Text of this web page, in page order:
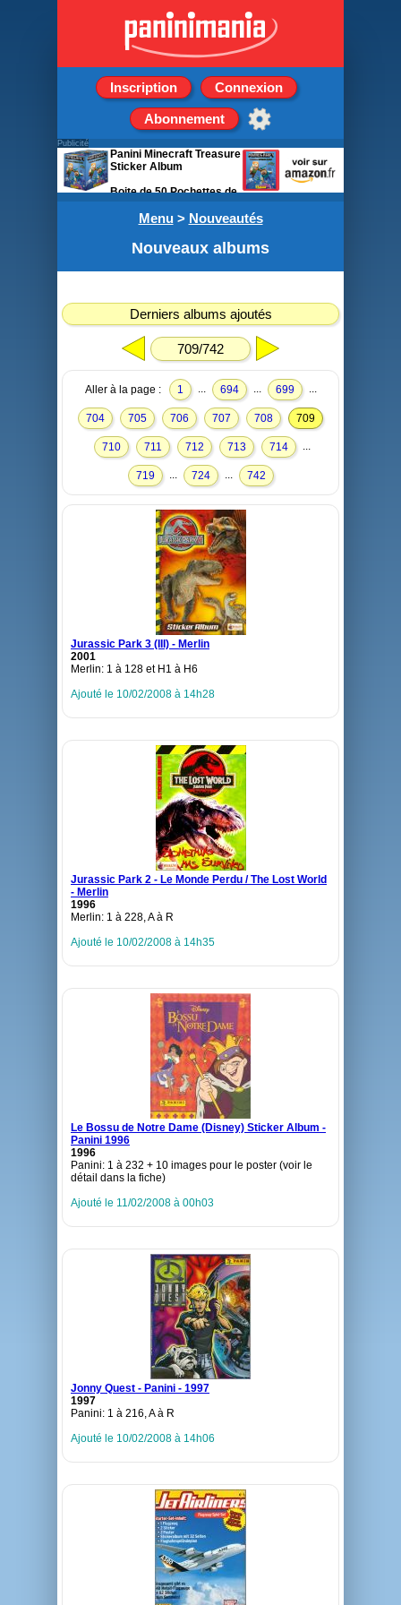
Inscription Connexion
Abonnement
Menu> Nouveautés
Nouveaux albums
Derniers albums ajoutés
709/742
Aller à la page : 1 ... 694 ... 699 ...
704 705 706 707 708 709
710 711 712 713 714 ...
719 ... 724 ... 742
Jurassic Park 3 (III) - Merlin
2001
Merlin: 1 à 128 et H1 à H6
Ajouté le 10/02/2008 à 14h28
Jurassic Park 2 - Le Monde Perdu / The Lost World
- Merlin
1996
Merlin: 1 à 228, A à R
Ajouté le 10/02/2008 à 14h35
Le Bossu de Notre Dame (Disney) Sticker Album -
Panini 1996
1996
Panini: 1 à 232 + 10 images pour le poster (voir le
détail dans la fiche)
Ajouté le 11/02/2008 à 00h03
Jonny Quest - Panini - 1997
1997
Panini: 1 à 216, A à R
Ajouté le 10/02/2008 à 14h06
Publicité
Panini Minecraft Treasure
Sticker Album
Boite de 50 Pochettes de
5 stickers